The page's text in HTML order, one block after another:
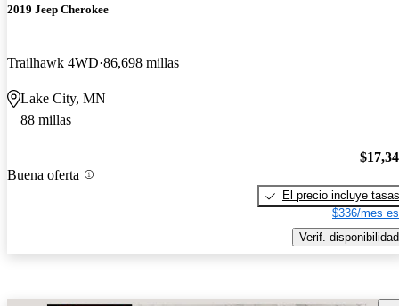
2019 Jeep Cherokee
Trailhawk 4WD 86,698 millas
Lake City, MN
88 millas
Buena oferta
El precio incluye tasas
$336/mes
Verif. disponibilidad